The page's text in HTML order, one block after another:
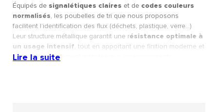
Équipés de signalétiques claires et de codes couleurs
normalisés, les poubelles de tri que nous proposons
facilitent l’identification des flux (déchets, plastique, verre…)
Leur structure métallique garantit une résistance optimale à
un usage intensif , tout en apportant une finition moderne et
élégante, parfaitement adaptée aux environnements
Lire la suite